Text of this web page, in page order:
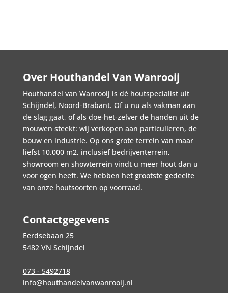
Over Houthandel Van Wanrooij
Houthandel van Wanrooij is dé houtspecialist uit
Schijndel, Noord-Brabant. Of u nu als vakman aan
de slag gaat, of als doe-het-zelver de handen uit de
mouwen steekt: wij verkopen aan particulieren, de
bouw en industrie. Op ons grote terrein van maar
liefst 10.000 m2, inclusief bedrijventerrein,
showroom en showterrein vindt u meer hout dan u
voor ogen heeft. We hebben het grootste gedeelte
van onze houtsoorten op voorraad.
Contactgegevens
Eerdsebaan 25
5482 VN Schijndel
073 - 5492718
info@houthandelvanwanrooij.nl